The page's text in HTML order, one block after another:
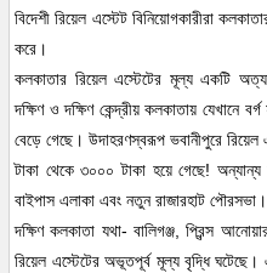
বিদেশী রিয়েল এস্টেট বিনিয়োগকারীরা
করে।
কলকাতার রিয়েল এস্টেটের মূল্য একটি
দক্ষিণ ও দক্ষিণ কেন্দ্রীয় কলকাতায় যেখানে
বেড়ে গেছে। উদাহরণস্বরূপ ভবানীপুরে
টাকা থেকে ৩০০০ টাকা হয়ে গেছে! অন্যান্য
বাইপাস এলাকা এবং নতুন রাজারহাট পৌরসভা।
দক্ষিণ কলকাতা যথা- বালিগঞ্জ, প্রিন্স
রিয়েল এস্টেটের অভূতপূর্ব মূল্য বৃদ্ধি